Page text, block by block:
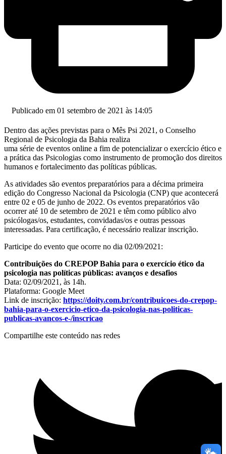
Publicado em 01 setembro de 2021 às 14:05
Dentro das ações previstas para o Mês Psi 2021, o Conselho
Regional de Psicologia da Bahia realiza
uma série de eventos online a fim de potencializar o exercício ético e
a prática das Psicologias como instrumento de promoção dos direitos
humanos e fortalecimento das políticas públicas.
As atividades são eventos preparatórios para a décima primeira
edição do Congresso Nacional da Psicologia (CNP) que acontecerá
entre 02 e 05 de junho de 2022. Os eventos preparatórios vão
ocorrer até 10 de setembro de 2021 e têm como público alvo
psicólogas/os, estudantes, convidadas/os e outras pessoas
interessadas. Para certificação, é necessário realizar inscrição.
Participe do evento que ocorre no dia 02/09/2021:
Contribuições do CREPOP Bahia para o exercício ético da
psicologia nas políticas públicas: avanços e desafios
Data: 02/09/2021, às 14h.
Plataforma: Google Meet
Link de inscrição: https://doity.com.br/contribuicoes-do-crepop-
bahia-para-o-exercicio-etico-da-psicologia-nas-politicas-
publicas-avancos-e-/inscricao
Compartilhe este conteúdo nas redes